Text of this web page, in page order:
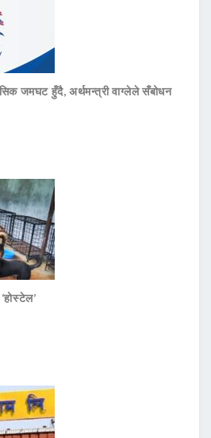
जमघट हुँदै, अर्थमन्त्री वाग्लेले सँबोधन